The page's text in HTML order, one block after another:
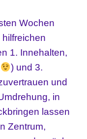
Wochen
1. Innehalten,
) und 3.
und
in
lassen
Zentrum,